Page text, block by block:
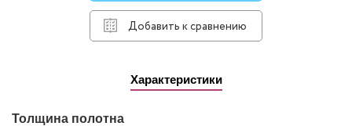
Добавить к сравнению
Характеристики
Толщина полотна